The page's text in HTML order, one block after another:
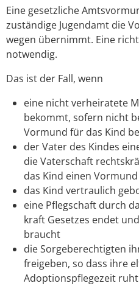
Eine gesetzliche
zuständige Jugendamt die
wegen übernimmt. Eine
notwendig.
Das ist der Fall, wenn
eine nicht verheiratete
bekommt, sofern nicht
Vormund für das Kind
der Vater des Kindes
die Vaterschaft
das Kind einen
das Kind vertraulich
eine Pflegschaft durch
kraft Gesetzes endet
braucht
die Sorgeberechtigten
freigeben, so dass ihre
Adoptionspflegezeit